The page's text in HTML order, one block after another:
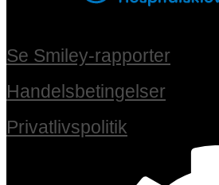
Se Smiley-rapporter
Handelsbetingelser
Privatlivspolitik